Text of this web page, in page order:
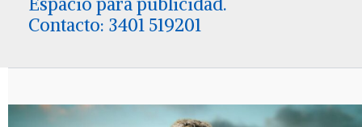
Contacto: 3401 519201